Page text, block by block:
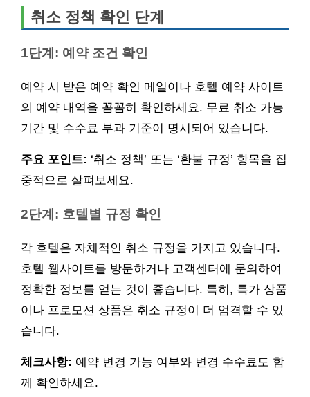
취소 정책 확인 단계
1단계: 예약 조건 확인
예약 시 받은 예약 확인 메일이나 호텔 예약 사이트
의 예약 내역을 꼼꼼히 확인하세요. 무료 취소 가능
기간 및 수수료 부과 기준이 명시되어 있습니다.
주요 포인트: ‘취소 정책’ 또는 ‘환불 규정’ 항목을 집
중적으로 살펴보세요.
2단계: 호텔별 규정 확인
각 호텔은 자체적인 취소 규정을 가지고 있습니다.
호텔 웹사이트를 방문하거나 고객센터에 문의하여
정확한 정보를 얻는 것이 좋습니다. 특히, 특가 상품
이나 프로모션 상품은 취소 규정이 더 엄격할 수 있
습니다.
체크사항: 예약 변경 가능 여부와 변경 수수료도 함
께 확인하세요.